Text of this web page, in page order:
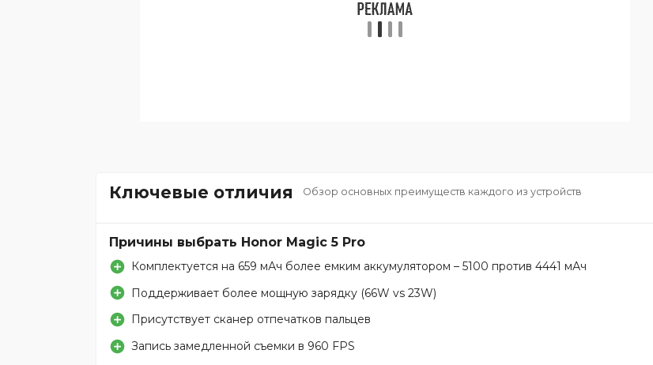
Ключевые отличия Обзор основных преимуществ каждого из устройств
Причины выбрать Honor Magic 5 Pro
Комплектуется на 659 мАч более емким аккумулятором – 5100 против 4441 мАч
Поддерживает более мощную зарядку (66W vs 23W)
Присутствует сканер отпечатков пальцев
Запись замедленной съемки в 960 FPS